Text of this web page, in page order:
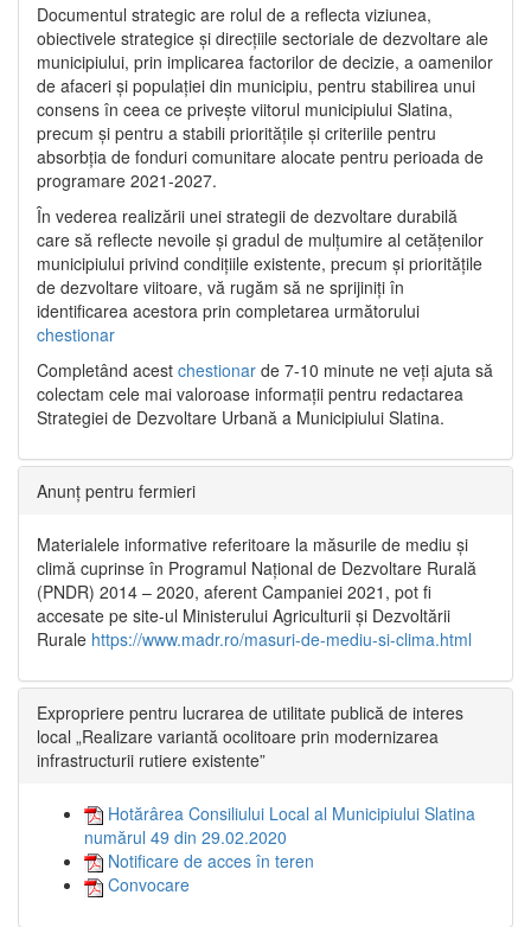
Documentul strategic are rolul de a reflecta viziunea,
obiectivele strategice și direcțiile sectoriale de dezvoltare ale
municipiului, prin implicarea factorilor de decizie, a oamenilor
de afaceri și populației din municipiu, pentru stabilirea unui
consens în ceea ce privește viitorul municipiului Slatina,
precum și pentru a stabili prioritățile și criteriile pentru
absorbția de fonduri comunitare alocate pentru perioada de
programare 2021-2027.
În vederea realizării unei strategii de dezvoltare durabilă
care să reflecte nevoile și gradul de mulțumire al cetățenilor
municipiului privind condițiile existente, precum și prioritățile
de dezvoltare viitoare, vă rugăm să ne sprijiniți în
identificarea acestora prin completarea următorului
chestionar
Completând acest chestionar de 7-10 minute ne veți ajuta să
colectam cele mai valoroase informații pentru redactarea
Strategiei de Dezvoltare Urbană a Municipiului Slatina.
Anunț pentru fermieri
Materialele informative referitoare la măsurile de mediu și
climă cuprinse în Programul Național de Dezvoltare Rurală
(PNDR) 2014 – 2020, aferent Campaniei 2021, pot fi
accesate pe site-ul Ministerului Agriculturii și Dezvoltării
Rurale https://www.madr.ro/masuri-de-mediu-si-clima.html
Expropriere pentru lucrarea de utilitate publică de interes
local „Realizare variantă ocolitoare prin modernizarea
infrastructurii rutiere existente”
Hotărârea Consiliului Local al Municipiului Slatina
numărul 49 din 29.02.2020
Notificare de acces în teren
Convocare